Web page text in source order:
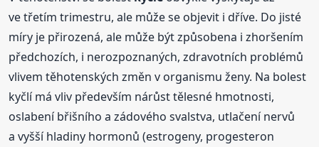
ve třetím trimestru, ale může se objevit i dříve. Do jisté
míry je přirozená, ale může být způsobena i zhoršením
předchozích, i nerozpoznaných, zdravotních problémů
vlivem těhotenských změn v organismu ženy. Na bolest
kyčlí má vliv především nárůst tělesné hmotnosti,
oslabení břišního a zádového svalstva, utlačení nervů
a vyšší hladiny hormonů (estrogeny, progesteron